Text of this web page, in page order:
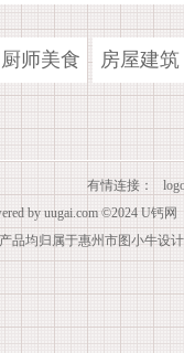
厨师美食 房屋建筑
有情连接：
by uugai.com ©2024 U钙网
品均归属于惠州市图小牛设